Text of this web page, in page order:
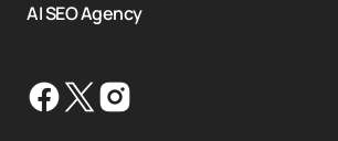
AI SEO Agency